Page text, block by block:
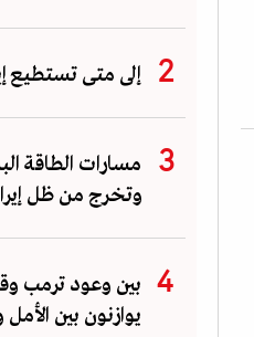
إلى متى تستطيع
مسارات الطاقة
وتخرج من ظل
بين وعود ترمب
يوازنون بين الأمل